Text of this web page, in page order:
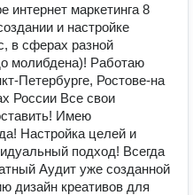
маркетинга 8
и настройке
в сферах разной
молибдена)! Работаю
Петербурге, Ростове-на
России Все свои
Имею
Настройка целей и
подход! Всегда
Аудит уже созданной
дизайн креативов для